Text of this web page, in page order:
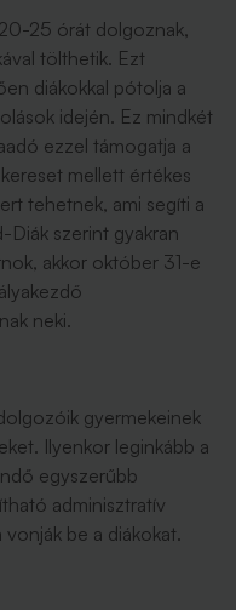
25 órát dolgoznak,
tölthetik. Ezt
diákokkal pótolja a
idején. Ez mindkét
ezzel támogatja a
mellett értékes
tehetnek, ami segíti a
Diák szerint gyakran
akkor október 31-e
neki.
gyermekeinek
Ilyenkor leginkább a
egyszerűbb
adminisztratív
be a diákokat.